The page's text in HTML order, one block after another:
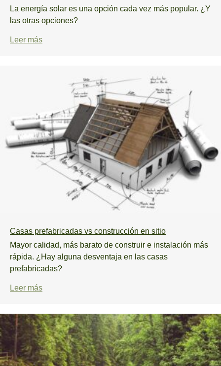
La energía solar es una opción cada vez más popular. ¿Y
las otras opciones?
Leer más
Casas prefabricadas vs construcción en sitio
Mayor calidad, más barato de construir e instalación más
rápida. ¿Hay alguna desventaja en las casas
prefabricadas?
Leer más